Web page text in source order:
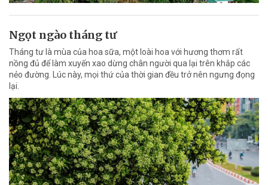
Ngọt ngào tháng tư
Tháng tư là mùa của hoa sữa, một loài hoa với hương thơm rất
nồng đủ để làm xuyến xao dừng chân người qua lại trên khắp các
nẻo đường. Lúc này, mọi thứ của thời gian đều trở nên ngưng đọng
lại.